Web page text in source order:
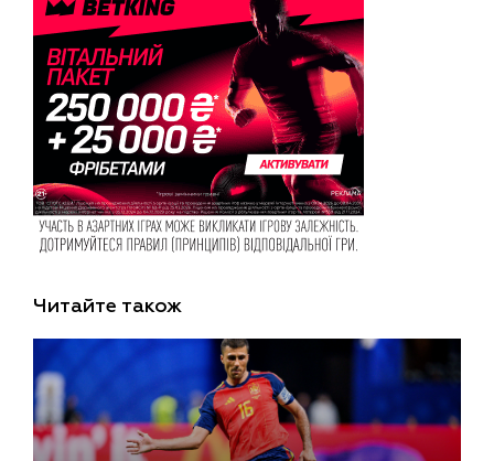
Читайте також